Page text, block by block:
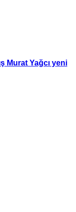
Murat Yağcı yeni